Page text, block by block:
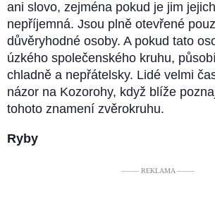
ani slovo, zejména pokud je jim
nepříjemná. Jsou plně otevřené
důvěryhodné osoby. A pokud tato
úzkého společenského kruhu,
chladně a nepřátelsky. Lidé velmi
názor na Kozorohy, když blíže
tohoto znamení zvěrokruhu.
Ryby
––––– REKLAMA –––––